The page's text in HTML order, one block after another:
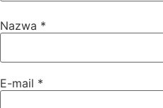
Nazwa *
E-mail *